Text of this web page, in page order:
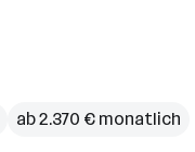
ab 2.370 € monatlich